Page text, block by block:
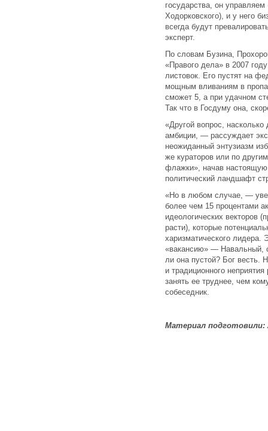
государства, он
Ходорковского), и у него
всегда будут
эксперт.
По словам Бузина,
«Правого дела» в 2007
листовок. Его пустят на
мощным вливаниям в
сможет 5, а при удачном
Так что в Госдуму она,
«Другой вопрос, насколько
амбиции, — рассуждает
неожиданный энтузиазм
же кураторов или по
флажки», начав настоящую
политический ландшафт
«Но в любом случае, —
более чем 15 процентами
идеологических векторов
расти), которые
харизматического лидера.
«вакансию» — Навальный,
ли она пустой? Бог весть.
и традиционного
занять ее труднее, чем
собеседник.
Материал подготовили: